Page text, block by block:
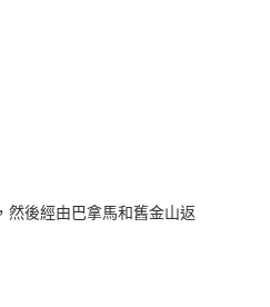
後經由巴拿馬和舊金山返